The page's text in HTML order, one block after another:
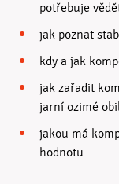
potřebuje
jak poznat
kdy a jak
jak zařadit
jarní ozimé
jakou má
hodnotu